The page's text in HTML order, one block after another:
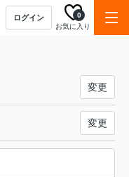
ログイン
お気に入り
0
変更
変更